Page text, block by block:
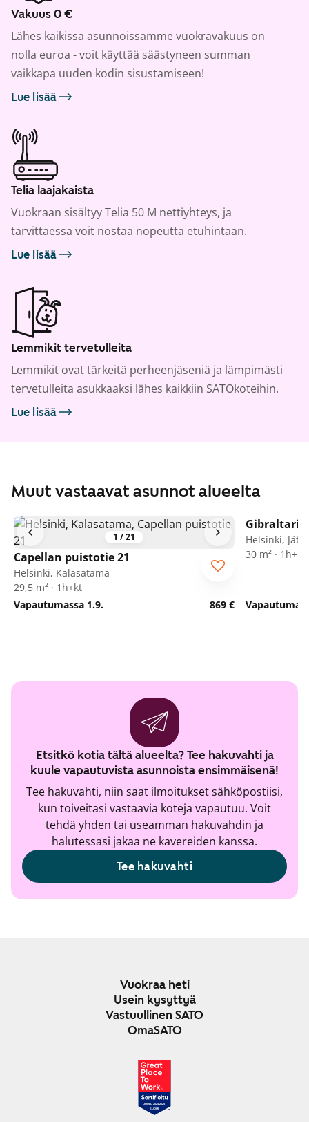
Vakuus 0 €
Lähes kaikissa asunnoissamme vuokravakuus on
nolla euroa - voit käyttää säästyneen summan
vaikkapa uuden kodin sisustamiseen!
Lue lisää
Telia laajakaista
Vuokraan sisältyy Telia 50 M nettiyhteys, ja
tarvittaessa voit nostaa nopeutta etuhintaan.
Lue lisää
Lemmikit tervetulleita
Lemmikit ovat tärkeitä perheenjäseniä ja lämpimästi
tervetulleita asukkaaksi lähes kaikkiin SATOkoteihin.
Lue lisää
Muut vastaavat asunnot alueelta
1 /21
Capellan puistotie 21
Helsinki, Kalasatama
29,5 m² · 1h+kt
Vapautumassa 1.9.
869 €
Helsinki,
30 m² · 1h+kt
Etsitkö kotia tältä alueelta? Tee hakuvahti ja
kuule vapautuvista asunnoista ensimmäisenä!
Tee hakuvahti, niin saat ilmoitukset sähköpostiisi,
kun toiveitasi vastaavia koteja vapautuu. Voit
tehdä yhden tai useamman hakuvahdin ja
halutessasi jakaa ne kavereiden kanssa.
Tee hakuvahti
Vuokraa heti
Usein kysyttyä
Vastuullinen SATO
OmaSATO
JOULU 2024-2025
SUOMI